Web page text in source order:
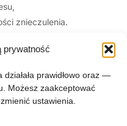
prywatność
prawidłowo oraz —
Możesz zaakceptować
ustawienia.
znieczulenia.
znieczulania
leczonego zęba,